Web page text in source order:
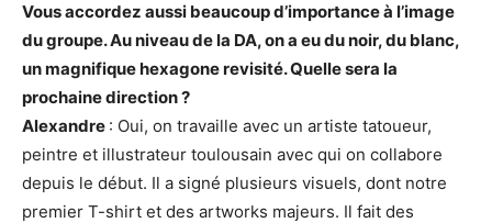
Vous accordez aussi beaucoup d’importance à l’image
du groupe. Au niveau de la DA, on a eu du noir, du blanc,
un magnifique hexagone revisité. Quelle sera la
prochaine direction ?
Alexandre : Oui, on travaille avec un artiste tatoueur,
peintre et illustrateur toulousain avec qui on collabore
depuis le début. Il a signé plusieurs visuels, dont notre
premier T-shirt et des artworks majeurs. Il fait des